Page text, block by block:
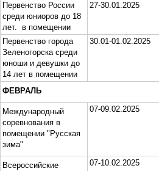
Первенство России
среди юниоров до 18
лет. в помещении
27-30.01.2025
Первенство города
Зеленогорска среди
юноши и девушки до
14 лет в помещении
30.01-01.02.2025
ФЕВРАЛЬ
Международный
соревнования в
помещении "Русская
зима"
07-09.02.2025
Всероссийские
07-10.02.2025